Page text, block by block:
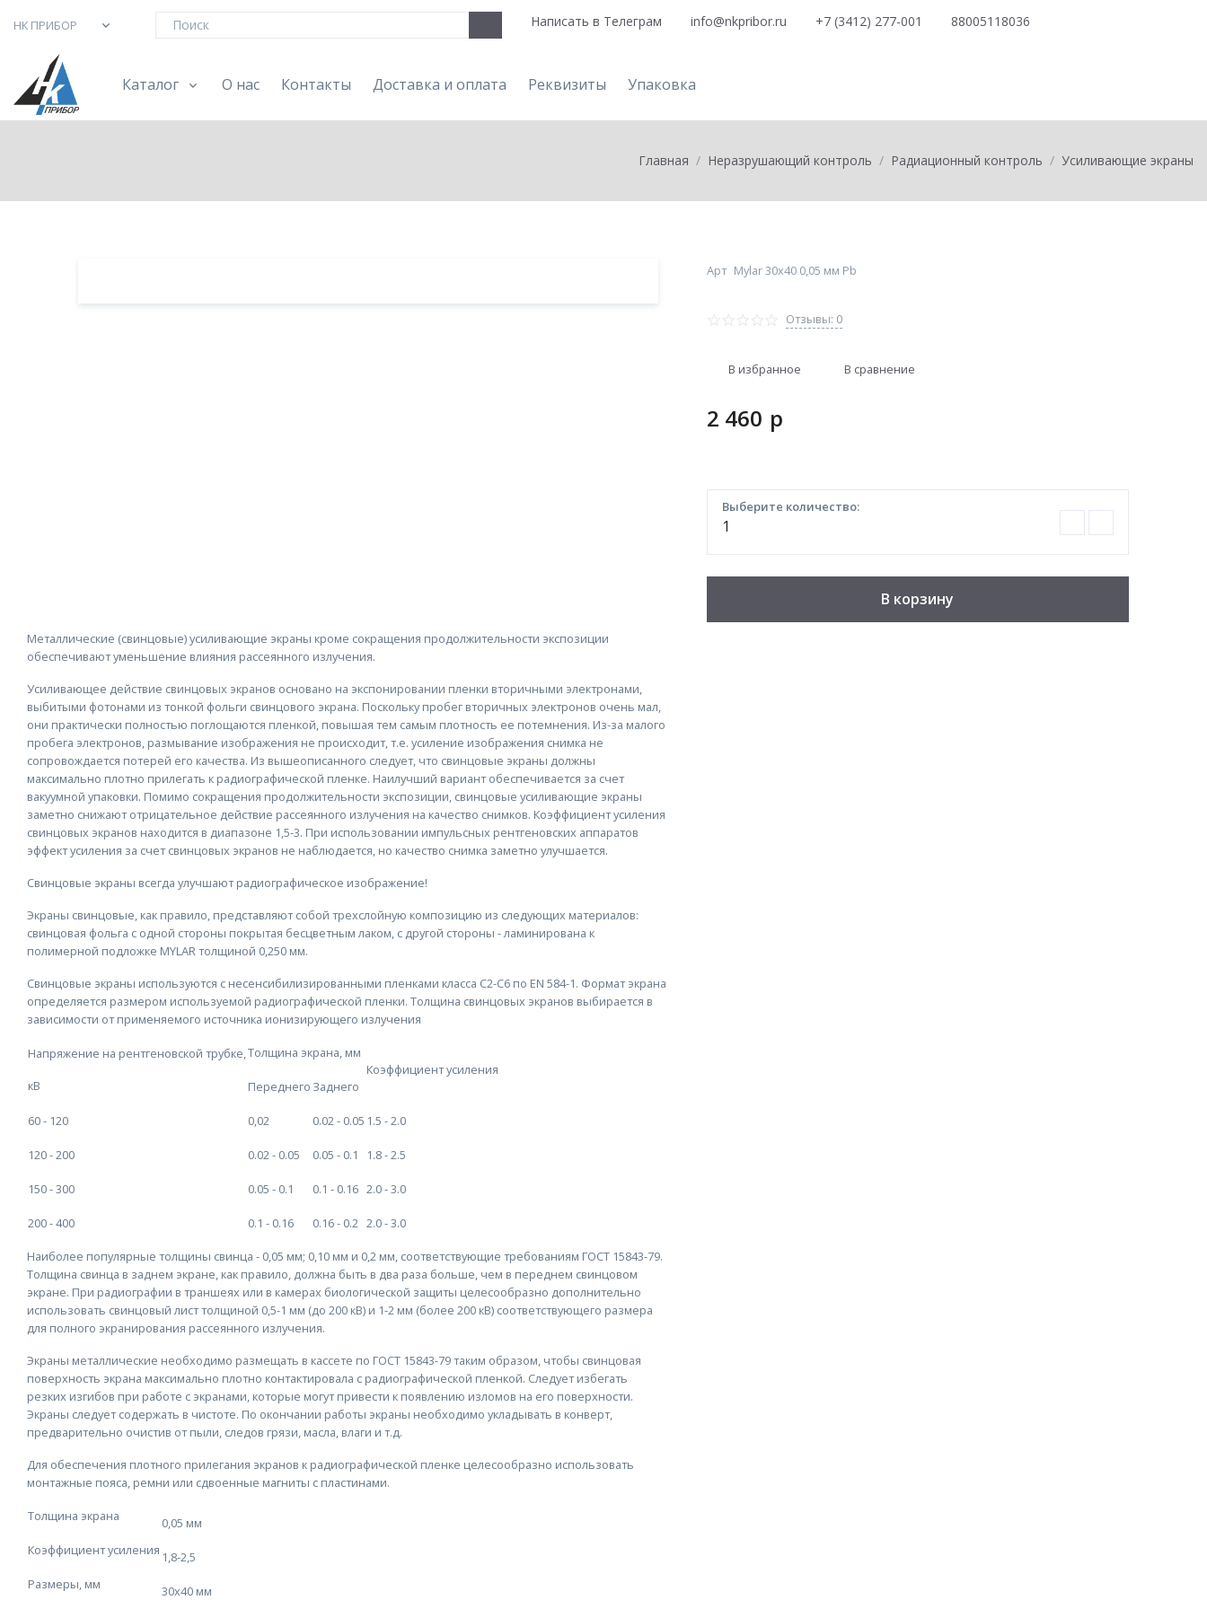
НК ПРИБОР Написать в Телеграм info@nkpribor.ru +7 (3412) 277-001 88005118036
Каталог О нас Контакты Доставка и оплата Реквизиты Упаковка
Главная Неразрушающий контроль Радиационный контроль Усиливающие экраны
Арт Mylar 30х40 0,05 мм Pb
Отзывы: 0
В избранное В сравнение
2 460 p
Выберите количество:
В корзину
Металлические (свинцовые) усиливающие экраны кроме сокращения продолжительности экспозиции
обеспечивают уменьшение влияния рассеянного излучения.
Усиливающее действие свинцовых экранов основано на экспонировании пленки вторичными электронами,
выбитыми фотонами из тонкой фольги свинцового экрана. Поскольку пробег вторичных электронов очень мал,
они практически полностью поглощаются пленкой, повышая тем самым плотность ее потемнения. Из-за малого
пробега электронов, размывание изображения не происходит, т.е. усиление изображения снимка не
сопровождается потерей его качества. Из вышеописанного следует, что свинцовые экраны должны
максимально плотно прилегать к радиографической пленке. Наилучший вариант обеспечивается за счет
вакуумной упаковки. Помимо сокращения продолжительности экспозиции, свинцовые усиливающие экраны
заметно снижают отрицательное действие рассеянного излучения на качество снимков. Коэффициент усиления
свинцовых экранов находится в диапазоне 1,5-3. При использовании импульсных рентгеновских аппаратов
эффект усиления за счет свинцовых экранов не наблюдается, но качество снимка заметно улучшается.
Свинцовые экраны всегда улучшают радиографическое изображение!
Экраны свинцовые, как правило, представляют собой трехслойную композицию из следующих материалов:
свинцовая фольга с одной стороны покрытая бесцветным лаком, с другой стороны - ламинирована к
полимерной подложке MYLAR толщиной 0,250 мм.
Свинцовые экраны используются с несенсибилизированными пленками класса С2-С6 по EN 584-1. Формат экрана
определяется размером используемой радиографической пленки. Толщина свинцовых экранов выбирается в
зависимости от применяемого источника ионизирующего излучения
Напряжение на рентгеновской трубке,
кВ
Толщина экрана, мм
Коэффициент усиления
Переднего Заднего
60 - 120 0,02 0.02 - 0.05 1.5 - 2.0
120 - 200 0.02 - 0.05 0.05 - 0.1 1.8 - 2.5
150 - 300 0.05 - 0.1 0.1 - 0.16 2.0 - 3.0
200 - 400 0.1 - 0.16 0.16 - 0.2 2.0 - 3.0
Наиболее популярные толщины свинца - 0,05 мм; 0,10 мм и 0,2 мм, соответствующие требованиям ГОСТ 15843-79.
Толщина свинца в заднем экране, как правило, должна быть в два раза больше, чем в переднем свинцовом
экране. При радиографии в траншеях или в камерах биологической защиты целесообразно дополнительно
использовать свинцовый лист толщиной 0,5-1 мм (до 200 кВ) и 1-2 мм (более 200 кВ) соответствующего размера
для полного экранирования рассеянного излучения.
Экраны металлические необходимо размещать в кассете по ГОСТ 15843-79 таким образом, чтобы свинцовая
поверхность экрана максимально плотно контактировала с радиографической пленкой. Следует избегать
резких изгибов при работе с экранами, которые могут привести к появлению изломов на его поверхности.
Экраны следует содержать в чистоте. По окончании работы экраны необходимо укладывать в конверт,
предварительно очистив от пыли, следов грязи, масла, влаги и т.д.
Для обеспечения плотного прилегания экранов к радиографической пленке целесообразно использовать
монтажные пояса, ремни или сдвоенные магниты с пластинами.
Толщина экрана
0,05 мм
Коэффициент усиления 1,8-2,5
Размеры, мм
30х40 мм